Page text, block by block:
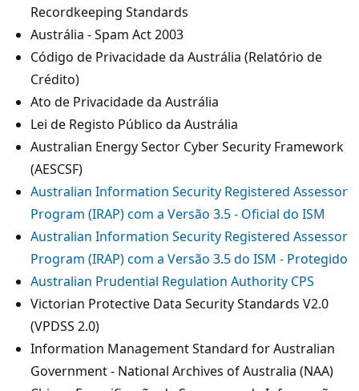
Recordkeeping Standards
Austrália - Spam Act 2003
Código de Privacidade da Austrália (Relatório de
Crédito)
Ato de Privacidade da Austrália
Lei de Registo Público da Austrália
Australian Energy Sector Cyber Security Framework
(AESCSF)
Australian Information Security Registered Assessor
Program (IRAP) com a Versão 3.5 - Oficial do ISM
Australian Information Security Registered Assessor
Program (IRAP) com a Versão 3.5 do ISM - Protegido
Australian Prudential Regulation Authority CPS
Victorian Protective Data Security Standards V2.0
(VPDSS 2.0)
Information Management Standard for Australian
Government - National Archives of Australia (NAA)